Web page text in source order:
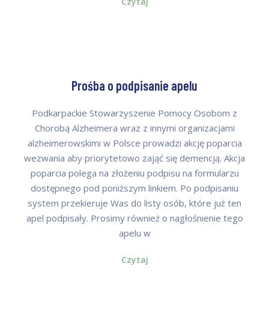
Prośba o podpisanie apelu
Podkarpackie Stowarzyszenie Pomocy Osobom z
Chorobą Alzheimera wraz z innymi organizacjami
alzheimerowskimi w Polsce prowadzi akcję poparcia
wezwania aby priorytetowo zająć się demencją. Akcja
poparcia polega na złożeniu podpisu na formularzu
dostępnego pod poniższym linkiem. Po podpisaniu
system przekieruje Was do listy osób, które już ten
apel podpisały. Prosimy również o nagłośnienie tego
apelu w
Czytaj